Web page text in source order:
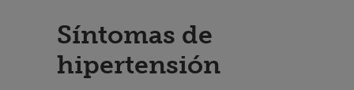
Síntomas de
hipertensión